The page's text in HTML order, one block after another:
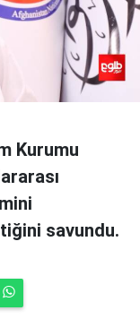
Kurumu
savundu.